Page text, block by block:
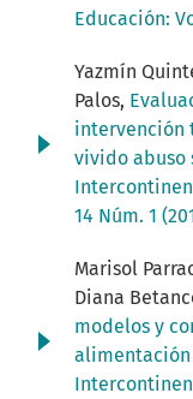
Educación:
Yazmín
Palos,
intervención
vivido
14 Núm. 1
Marisol
Diana
modelos y
alimentación